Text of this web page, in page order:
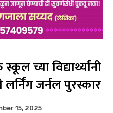
च्या विद्यार्थ्यांनी
जर्नल पुरस्कार
15, 2025